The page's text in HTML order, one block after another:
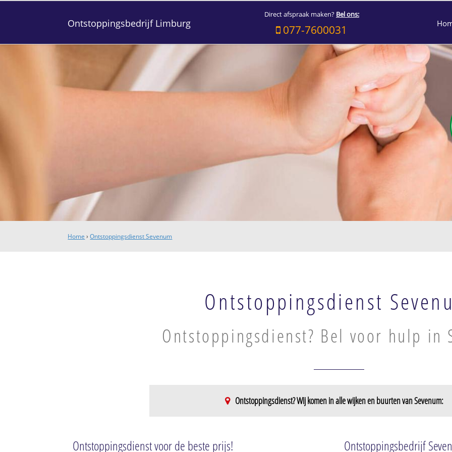
Ontstoppingsbedrijf Limburg
Direct afspraak maken? Bel ons:
077-7600031
Home ›Ontstoppingsdienst Sevenum
Ontstoppingsdienst
Ontstoppingsdienst? Bel voor hulp in
Ontstoppingsdienst? Wij komen in alle wijken en buurten van Sevenum:
De Schatberg
Ontstoppingsdienst voor de beste prijs! Ontstoppingsbedrijf